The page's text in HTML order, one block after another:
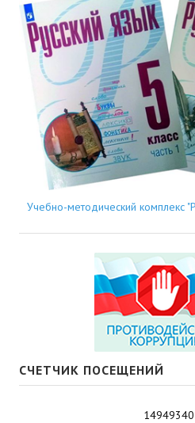
Учебно-методический комплекс
СЧЕТЧИК ПОСЕЩЕНИЙ
14949340